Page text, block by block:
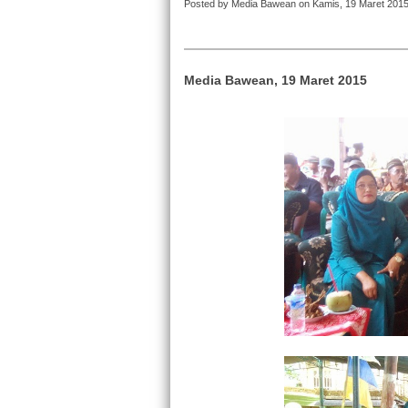
Posted by Media Bawean on Kamis, 19 Maret 2015
Media Bawean, 19 Maret 2015